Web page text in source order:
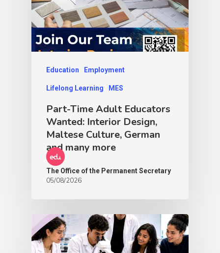
Education Employment
Lifelong Learning MES
Part-Time Adult Educators
Wanted: Interior Design,
Maltese Culture, German
and many more
The Office of the Permanent Secretary
05/08/2026